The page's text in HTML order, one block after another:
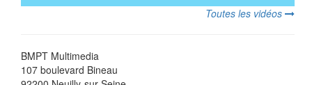
Toutes les vidéos
BMPT Multimedia
107 boulevard Bineau